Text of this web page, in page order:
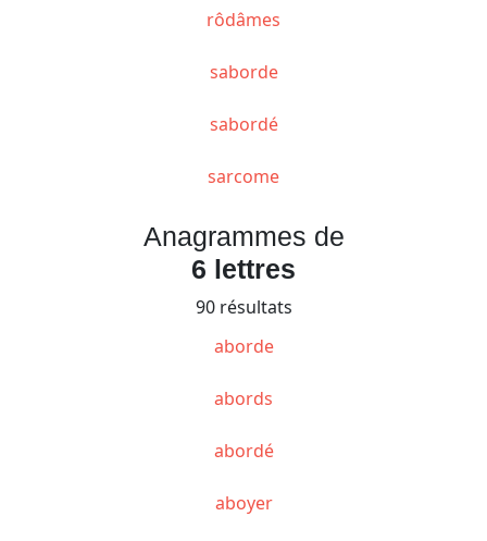
rôdâmes
saborde
sabordé
sarcome
Anagrammes de
6 lettres
90 résultats
aborde
abords
abordé
aboyer